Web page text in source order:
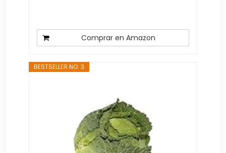
Comprar en Amazon
BESTSELLER NO. 3